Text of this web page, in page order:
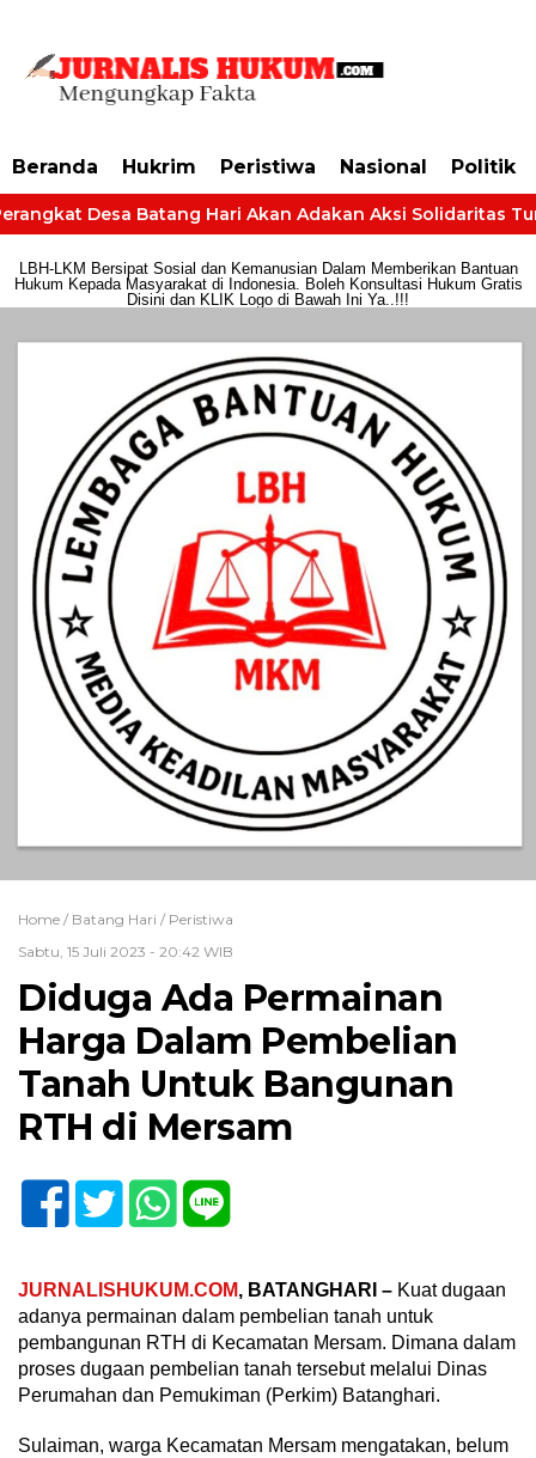
Beranda Hukrim Peristiwa Nasional Politik
Desa Batang Hari Akan Adakan Aksi Solidaritas
LBH-LKM Bersipat Sosial dan Kemanusian Dalam Memberikan Bantuan
Hukum Kepada Masyarakat di Indonesia. Boleh Konsultasi Hukum Gratis
Disini dan KLIK Logo di Bawah Ini Ya..!!!
Home / Batang Hari / Peristiwa
Sabtu, 15 Juli 2023 - 20:42 WIB
Diduga Ada Permainan
Harga Dalam Pembelian
Tanah Untuk Bangunan
RTH di Mersam
JURNALISHUKUM.COM, BATANGHARI – Kuat dugaan
adanya permainan dalam pembelian tanah untuk
pembangunan RTH di Kecamatan Mersam. Dimana dalam
proses dugaan pembelian tanah tersebut melalui Dinas
Perumahan dan Pemukiman (Perkim) Batanghari.
Sulaiman, warga Kecamatan Mersam mengatakan, belum